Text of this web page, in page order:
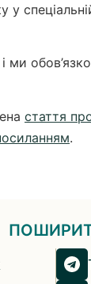
у
ми
стаття
.